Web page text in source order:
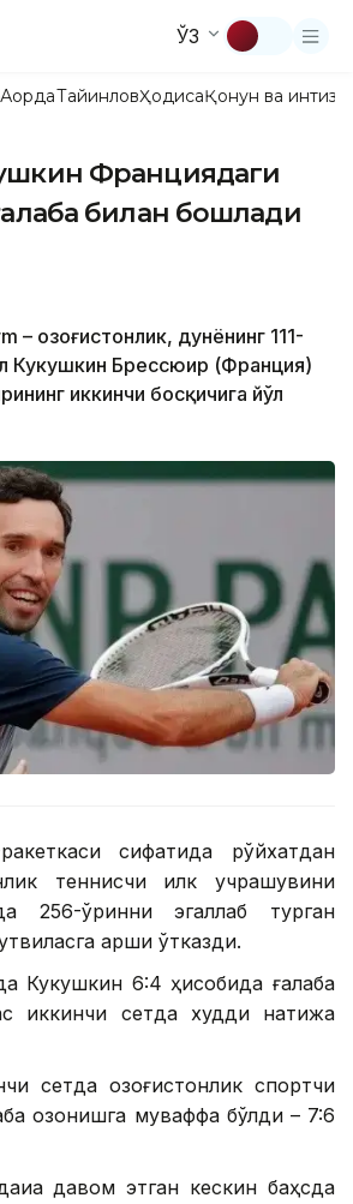
ЎЗ
АқордаТайинловҲодисаҚонун ва
Франциядаги
билан бошлади
– Қозоғистонлик, дунёнинг 111-
Кукушкин Брессюир (Франция)
иккинчи босқичига йўл
сифатида рўйхатдан
теннисчи илк учрашувини
256-ўринни эгаллаб турган
қарши ўтказди.
Кукушкин 6:4 ҳисобида ғалаба
иккинчи сетда худди натижа
сетда қозоғистонлик спортчи
қозонишга муваффақ бўлди – 7:6
давом этган кескин баҳсда